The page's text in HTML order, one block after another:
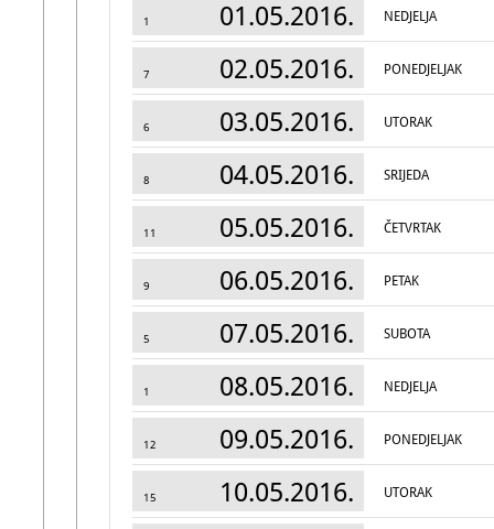
1 01.05.2016. NEDJELJA
7 02.05.2016. PONEDJELJAK
6 03.05.2016. UTORAK
8 04.05.2016. SRIJEDA
11 05.05.2016. ČETVRTAK
9 06.05.2016. PETAK
5 07.05.2016. SUBOTA
1 08.05.2016. NEDJELJA
12 09.05.2016. PONEDJELJAK
15 10.05.2016. UTORAK